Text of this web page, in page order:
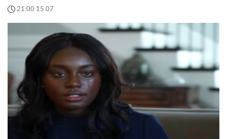
21:00 15.07